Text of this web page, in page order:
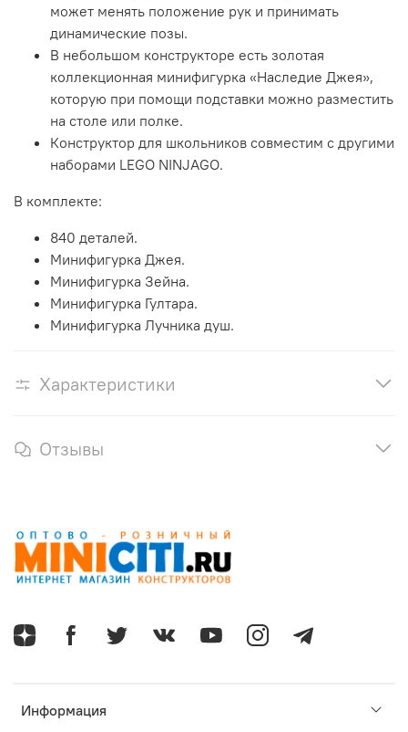
может менять положение рук и принимать
динамические позы.
В небольшом конструкторе есть золотая
коллекционная минифигурка «Наследие Джея»,
которую при помощи подставки можно разместить
на столе или полке.
Конструктор для школьников совместим с другими
наборами LEGO NINJAGO.
В комплекте:
840 деталей.
Минифигурка Джея.
Минифигурка Зейна.
Минифигурка Гултара.
Минифигурка Лучника душ.
Характеристики
Отзывы
Информация